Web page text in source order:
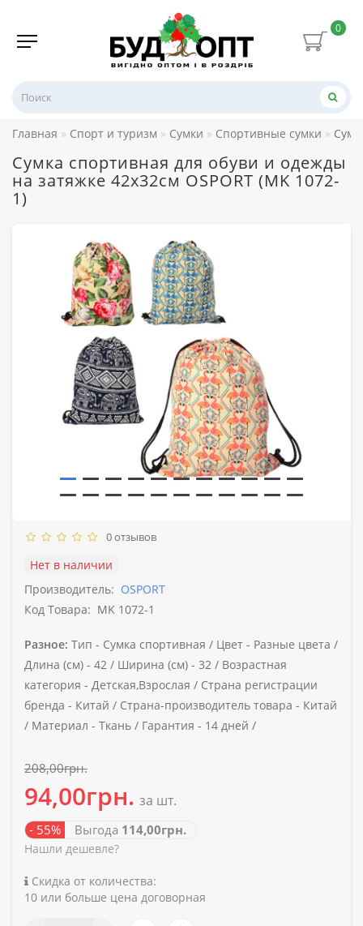
0
Главная Спорт и туризм Сумки Спортивные сумки
Сумка спортивная для обуви и одежды
на затяжке 42х32см OSPORT (MK 1072-
1)
0 отзывов
Нет в наличии
Производитель: OSPORT
Код Товара: MK 1072-1
Разное: Тип - Сумка спортивная / Цвет - Разные цвета /
Длина (см) - 42 / Ширина (см) - 32 / Возрастная
категория - Детская,Взрослая / Страна регистрации
бренда - Китай / Страна-производитель товара - Китай
/ Материал - Ткань / Гарантия - 14 дней /
208,00грн.
94,00грн. за шт.
- 55% Выгода 114,00грн.
Нашли дешевле?
Скидка от количества:
10 или больше цена договорная